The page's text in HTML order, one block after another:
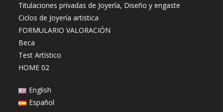
Titulaciones privadas de Joyería, Diseño y engaste
Ciclos de Joyería artistica
FORMULARIO VALORACIÓN
Beca
Test Artístico
HOME 02
English
Español